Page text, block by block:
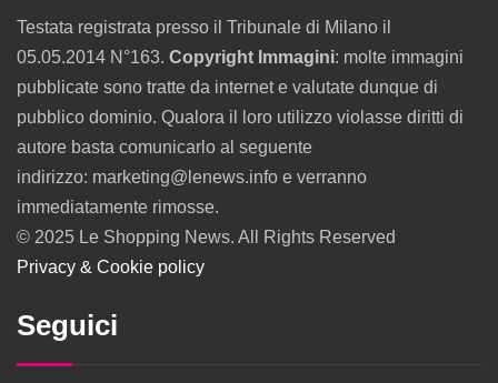
Testata registrata presso il Tribunale di Milano il
05.05.2014 N°163. Copyright Immagini: molte immagini
pubblicate sono tratte da internet e valutate dunque di
pubblico dominio. Qualora il loro utilizzo violasse diritti di
autore basta comunicarlo al seguente
indirizzo: marketing@lenews.info e verranno
immediatamente rimosse.
© 2025 Le Shopping News. All Rights Reserved
Privacy & Cookie policy
Seguici